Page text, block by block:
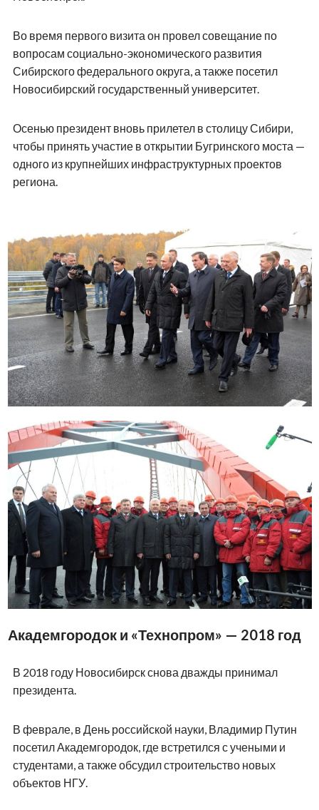
Во время первого визита он провел совещание по
вопросам социально-экономического развития
Сибирского федерального округа, а также посетил
Новосибирский государственный университет.
Осенью президент вновь прилетел в столицу Сибири,
чтобы принять участие в открытии Бугринского моста —
одного из крупнейших инфраструктурных проектов
региона.
Академгородок и «Технопром» — 2018 год
В 2018 году Новосибирск снова дважды принимал
президента.
В феврале, в День российской науки, Владимир Путин
посетил Академгородок, где встретился с учеными и
студентами, а также обсудил строительство новых
объектов НГУ.